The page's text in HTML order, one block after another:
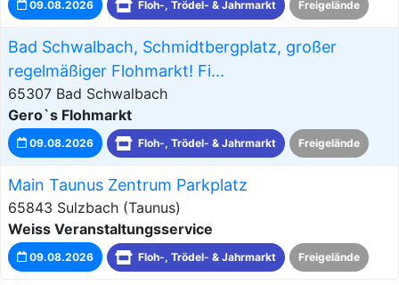
09.08.2026 Floh-, Trödel- & Jahrmarkt Freigelände
Bad Schwalbach, Schmidtbergplatz, großer
regelmäßiger Flohmarkt! Fi...
65307 Bad Schwalbach
Gero`s Flohmarkt
09.08.2026 Floh-, Trödel- & Jahrmarkt Freigelände
Main Taunus Zentrum Parkplatz
65843 Sulzbach (Taunus)
Weiss Veranstaltungsservice
09.08.2026 Floh-, Trödel- & Jahrmarkt Freigelände